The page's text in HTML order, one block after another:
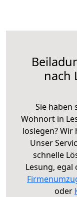
nach
Sie haben
Wohnort in
loslegen? Wir
Unser
schnelle
Lesung, egal
oder